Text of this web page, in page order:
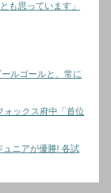
も思っています」
ルゴールと、常に
ックス府中「首位
ュニアが優勝! 各試